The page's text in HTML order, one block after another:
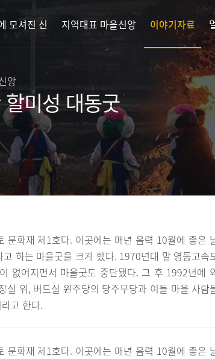
모셔진 신 지역대표 마을신앙 이야기자료
앙
미성 대동굿
문화재 제1호다. 이곳에는 매년 음력 10월에 좋은
하는 마을굿을 크게 했다. 1970년대 말 영동고속
없어지면서 마을굿도 중단됐다. 그 후 1992년에
실 위, 버드실 원주당의 당주무당과 이들 마을 사람
고 한다.
문화재 제1호다. 이곳에는 매년 음력 10월에 좋은